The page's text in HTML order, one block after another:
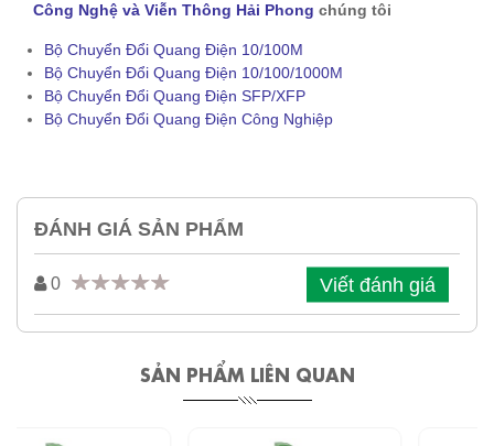
Công Nghệ và Viễn Thông Hải Phong chúng tôi
Bộ Chuyển Đổi Quang Điện 10/100M
Bộ Chuyển Đổi Quang Điện 10/100/1000M
Bộ Chuyển Đổi Quang Điện SFP/XFP
Bộ Chuyển Đổi Quang Điện Công Nghiệp
ĐÁNH GIÁ SẢN PHẨM
0 Viết đánh giá
SẢN PHẨM LIÊN QUAN